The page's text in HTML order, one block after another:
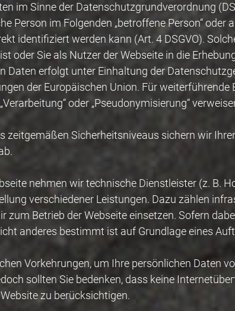
im Sinne der Datenschutzgrundverordnung
Person im Folgenden „betroffene Person“
identifiziert werden kann (Art. 4 DSGVO).
oder Sie als Nutzer der Webseite in die
Daten erfolgt unter Einhaltung der
der Europäischen Union. Für
oder „Pseudonymisierung“
zeitgemäßen Sicherheitsniveaus sichern wir
nehmen wir technische Dienstleister (z. B.
verschiedener Leistungen. Dazu zählen
zum Betrieb der Webseite einsetzen. Sofern
anderes bestimmt ist auf Grundlage eines
Vorkehrungen, um Ihre persönlichen Daten
sollten Sie bedenken, dass keine
zu berücksichtigen.